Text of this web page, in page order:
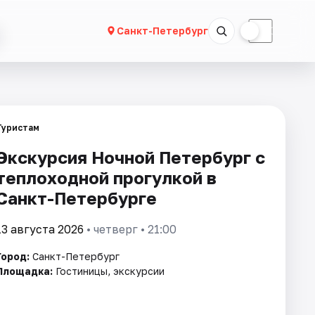
Санкт-Петербург ☾
Ночной Петербург с
прогулкой в
Петербурге
августа 2026 • четверг • 21:00
Санкт-Петербург
Гостиницы, экскурсии